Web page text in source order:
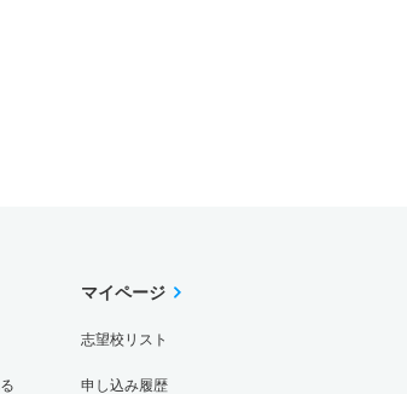
マイページ
志望校リスト
申し込み履歴